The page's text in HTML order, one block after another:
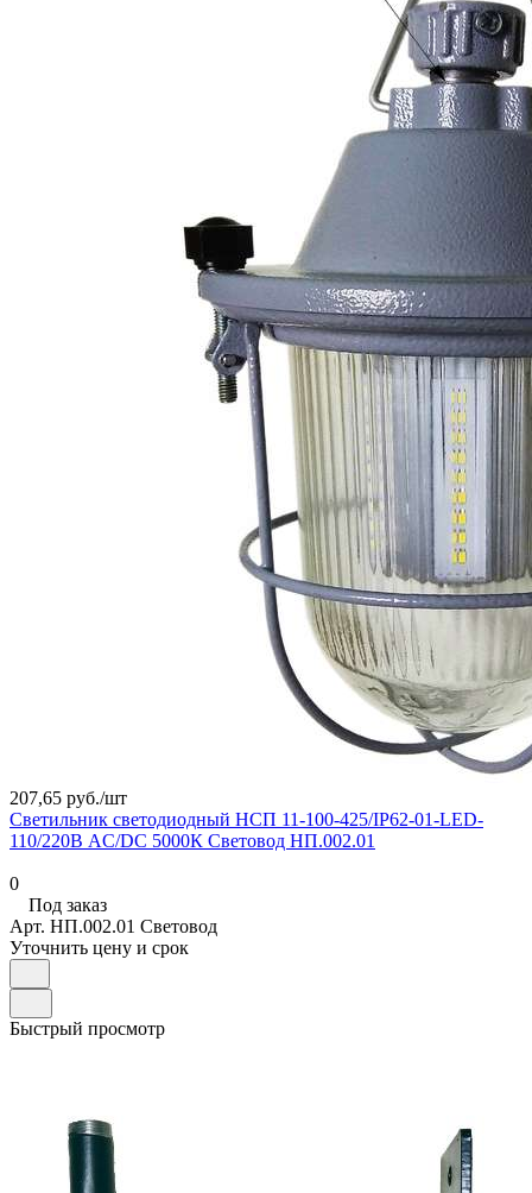
207,65 руб./шт
Светильник светодиодный НСП 11-100-425/IP62-01-LED-
110/220В AC/DC 5000К Световод НП.002.01
0
Под заказ
Арт. НП.002.01 Световод
Уточнить цену и срок
Быстрый просмотр